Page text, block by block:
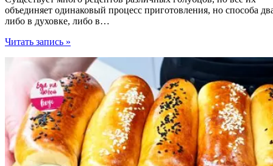
объединяет одинаковый процесс приготовления, но способа
либо в духовке, либо в…
Голубцы
точно
готовили!
Читать запись »